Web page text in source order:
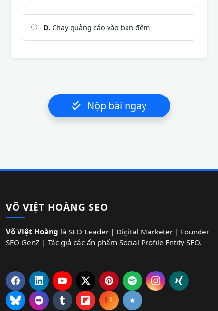
D. Chạy quảng cáo vào ban đêm
Nộp bài ngay
VÕ VIỆT HOÀNG SEO
Võ Việt Hoàng là SEO Leader | Digital Marketer | Founder
SEO GenZ | Tác giả các ấn phẩm Social Profile Entity SEO.